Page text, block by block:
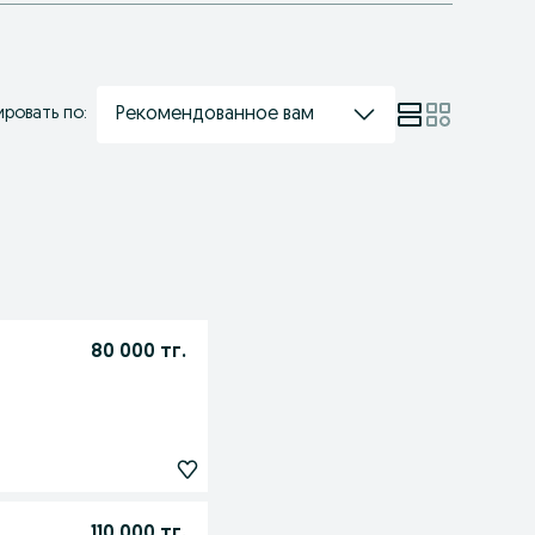
по: Рекомендованное вам
80 000 тг.